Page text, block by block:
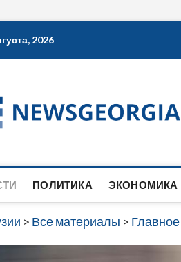
2026
ПОЛИТИКА ЭКОНОМИКА
> Все материалы > Главное